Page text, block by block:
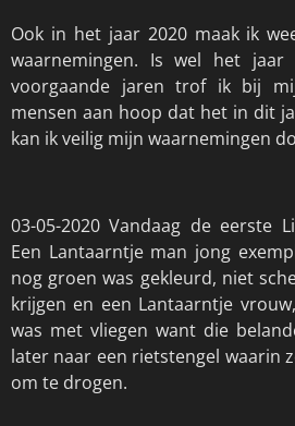
Ook in het jaar 2020 maak ik
waarnemingen. Is wel het jaar
voorgaande jaren trof ik bij
mensen aan hoop dat het in dit
kan ik veilig mijn waarnemingen
03-05-2020 Vandaag de eerste
Een Lantaarntje man jong
nog groen was gekleurd, niet
krijgen en een Lantaarntje
was met vliegen want die
later naar een rietstengel waarin
om te drogen.